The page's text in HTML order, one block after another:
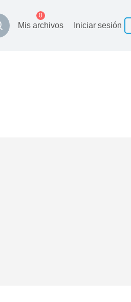
Mis archivos
0
Iniciar sesión